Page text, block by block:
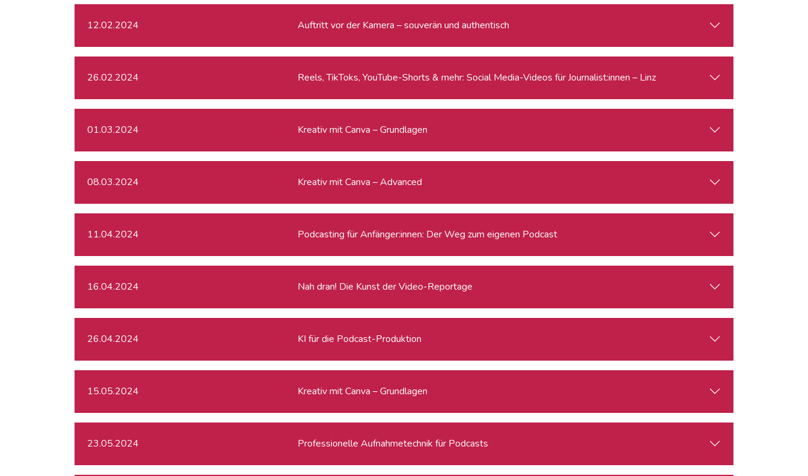
12.02.2024 Auftritt vor der Kamera – souverän und authentisch
26.02.2024 Reels, TikToks, YouTube-Shorts & mehr: Social Media-Videos für Journalist:innen – Linz
01.03.2024 Kreativ mit Canva – Grundlagen
08.03.2024 Kreativ mit Canva – Advanced
11.04.2024 Podcasting für Anfänger:innen: Der Weg zum eigenen Podcast
16.04.2024 Nah dran! Die Kunst der Video-Reportage
26.04.2024 KI für die Podcast-Produktion
15.05.2024 Kreativ mit Canva – Grundlagen
23.05.2024 Professionelle Aufnahmetechnik für Podcasts